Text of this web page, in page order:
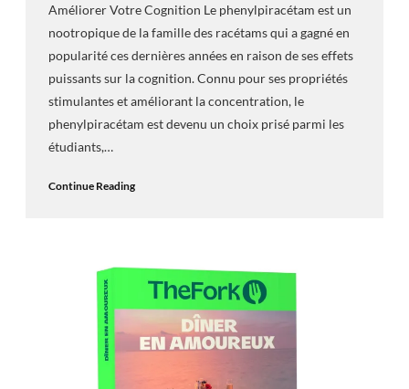
Améliorer Votre Cognition Le phenylpiracétam est un
nootropique de la famille des racétams qui a gagné en
popularité ces dernières années en raison de ses effets
puissants sur la cognition. Connu pour ses propriétés
stimulantes et améliorant la concentration, le
phenylpiracétam est devenu un choix prisé parmi les
étudiants,…
Continue Reading